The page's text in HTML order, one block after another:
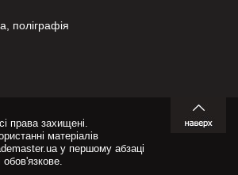
поліграфія
права захищені.
матеріалів
у першому абзаці
обов'язкове.